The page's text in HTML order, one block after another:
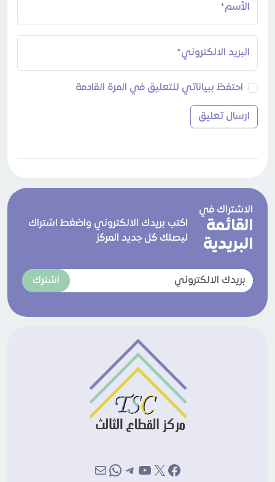
الأسم*
البريد الالكتروني*
احتفظ ببياناتي للتعليق في المرة القادمة
الاشتراك في
القائمة
البريدية
اكتب بريدك الالكتروني واضغط اشتراك
ليصلك كل جديد المركز
اشترك
فيسبوك
إكسيوتيوب
تيليجرام
واتساب
بريد